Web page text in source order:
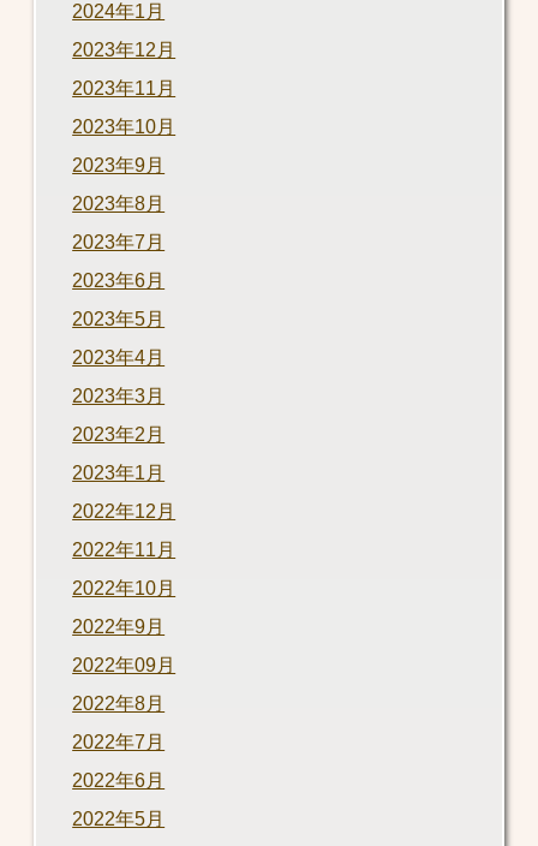
2024年1月
2023年12月
2023年11月
2023年10月
2023年9月
2023年8月
2023年7月
2023年6月
2023年5月
2023年4月
2023年3月
2023年2月
2023年1月
2022年12月
2022年11月
2022年10月
2022年9月
2022年09月
2022年8月
2022年7月
2022年6月
2022年5月